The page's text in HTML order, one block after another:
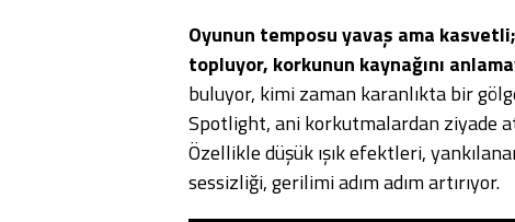
Oyunun temposu yavaş ama
topluyor, korkunun kaynağını
buluyor, kimi zaman karanlıkta bir
Spotlight, ani korkutmalardan ziyade
Özellikle düşük ışık efektleri,
sessizliği, gerilimi adım adım artırıyor.